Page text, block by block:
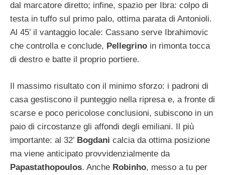
dal marcatore diretto; infine, spazio per Ibra: colpo di
testa in tuffo sul primo palo, ottima parata di Antonioli.
Al 45’ il vantaggio locale: Cassano serve Ibrahimovic
che controlla e conclude, Pellegrino in rimonta tocca
di destro e batte il proprio portiere.
Il massimo risultato con il minimo sforzo: i padroni di
casa gestiscono il punteggio nella ripresa e, a fronte di
scarse e poco pericolose conclusioni, subiscono in un
paio di circostanze gli affondi degli emiliani. Il più
importante: al 32’ Bogdani calcia da ottima posizione
ma viene anticipato provvidenzialmente da
Papastathopoulos. Anche Robinho, messo a tu per